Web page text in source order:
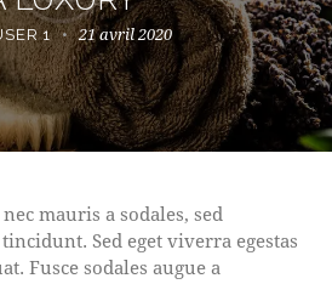
1 21 avril 2020
Sed eget viverra egestas
Fusce sodales augue a